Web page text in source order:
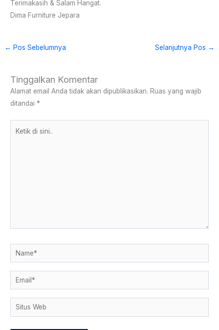
Terimakasih & Salam Hangat.
Dima Furniture Jepara
← Pos Sebelumnya Selanjutnya Pos →
Tinggalkan Komentar
Alamat email Anda tidak akan dipublikasikan. Ruas yang wajib
ditandai*
Name*
Email*
Situs
Web